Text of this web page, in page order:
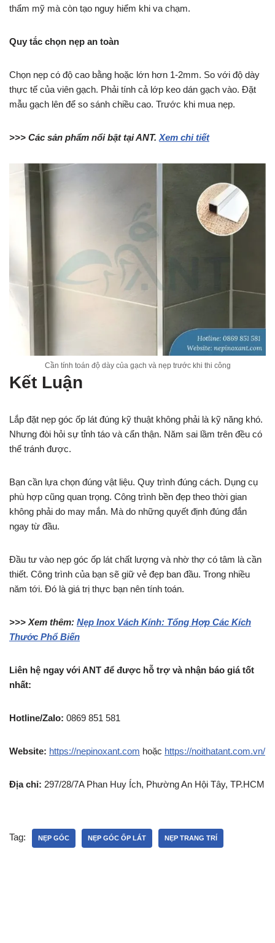
thẩm mỹ mà còn tạo nguy hiểm khi va chạm.
Quy tắc chọn nẹp an toàn
Chọn nẹp có độ cao bằng hoặc lớn hơn 1-2mm. So với độ dày
thực tế của viên gạch. Phải tính cả lớp keo dán gạch vào. Đặt
mẫu gạch lên để so sánh chiều cao. Trước khi mua nẹp.
>>> Các sản phẩm nổi bật tại ANT. Xem chi tiết
Cần tính toán độ dày của gạch và nẹp trước khi thi công
Kết Luận
Lắp đặt nẹp góc ốp lát đúng kỹ thuật không phải là kỹ năng khó.
Nhưng đòi hỏi sự tỉnh táo và cẩn thận. Năm sai lầm trên đều có
thể tránh được.
Bạn cần lựa chọn đúng vật liệu. Quy trình đúng cách. Dụng cụ
phù hợp cũng quan trọng. Công trình bền đẹp theo thời gian
không phải do may mắn. Mà do những quyết định đúng đắn
ngay từ đầu.
Đầu tư vào nẹp góc ốp lát chất lượng và nhờ thợ có tâm là cần
thiết. Công trình của bạn sẽ giữ vẻ đẹp ban đầu. Trong nhiều
năm tới. Đó là giá trị thực bạn nên tính toán.
>>> Xem thêm: Nẹp Inox Vách Kính: Tổng Hợp Các Kích
Thước Phổ Biến
Liên hệ ngay với ANT để được hỗ trợ và nhận báo giá tốt
nhất:
Hotline/Zalo: 0869 851 581
Website: https://nepinoxant.com hoặc https://noithatant.com.vn/
Địa chỉ: 297/28/7A Phan Huy Ích, Phường An Hội Tây, TP.HCM
Tag: NẸP GÓC NẸP GÓC ỐP LÁT NẸP TRANG TRÍ